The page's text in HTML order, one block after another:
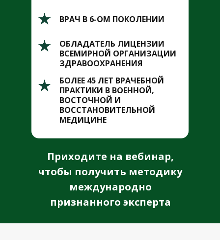
ВРАЧ В 6-ОМ ПОКОЛЕНИИ
ОБЛАДАТЕЛЬ ЛИЦЕНЗИИ
ВСЕМИРНОЙ ОРГАНИЗАЦИИ
ЗДРАВООХРАНЕНИЯ
БОЛЕЕ 45 ЛЕТ ВРАЧЕБНОЙ
ПРАКТИКИ В ВОЕННОЙ,
ВОСТОЧНОЙ И
ВОССТАНОВИТЕЛЬНОЙ
МЕДИЦИНЕ
Приходите на вебинар,
чтобы получить методику
международно
признанного эксперта